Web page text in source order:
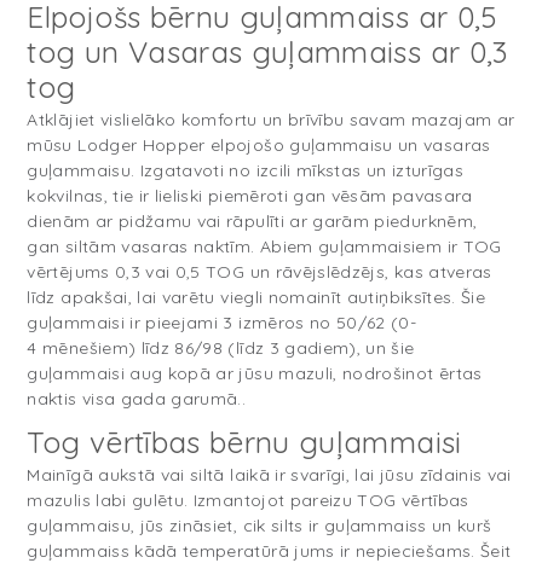
Elpojošs bērnu guļammaiss ar 0,5
tog un Vasaras guļammaiss ar 0,3
tog
Atklājiet vislielāko komfortu un brīvību savam mazajam ar
mūsu Lodger Hopper elpojošo guļammaisu un vasaras
guļammaisu. Izgatavoti no izcili mīkstas un izturīgas
kokvilnas, tie ir lieliski piemēroti gan vēsām pavasara
dienām ar pidžamu vai rāpulīti ar garām piedurknēm,
gan siltām vasaras naktīm. Abiem guļammaisiem ir TOG
vērtējums 0,3 vai 0,5 TOG un rāvējslēdzējs, kas atveras
līdz apakšai, lai varētu viegli nomainīt autiņbiksītes. Šie
guļammaisi ir pieejami 3 izmēros no 50/62 (0-
4 mēnešiem) līdz 86/98 (līdz 3 gadiem), un šie
guļammaisi aug kopā ar jūsu mazuli, nodrošinot ērtas
naktis visa gada garumā..
Tog vērtības bērnu guļammaisi
Mainīgā aukstā vai siltā laikā ir svarīgi, lai jūsu zīdainis vai
mazulis labi gulētu. Izmantojot pareizu TOG vērtības
guļammaisu, jūs zināsiet, cik silts ir guļammaiss un kurš
guļammaiss kādā temperatūrā jums ir nepieciešams. Šeit